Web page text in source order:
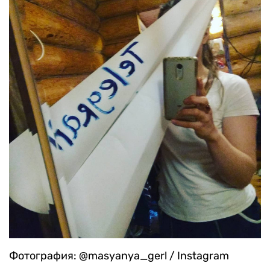
Фотография: @masyanya_gerl / Instagram